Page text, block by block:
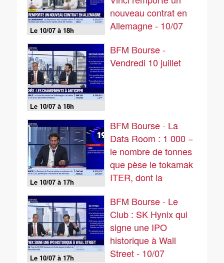
Le 10/07 à 18h
nouveau contrat en
Allemagne - 10/07
Le 10/07 à 18h
BFM Bourse -
Vendredi 10 juillet
Le 10/07 à 17h
BFM Bourse - La
Data Room : 1 000 =
le nombre de tonnes
que pèse le tokamak
ITER, dont la
aimant géant a été
posée cette semaine
- 10/07
Le 10/07 à 17h
BFM Bourse - Le
Club : SK Hynix qui
signe une IPO
historique à Wall
Street - 10/07